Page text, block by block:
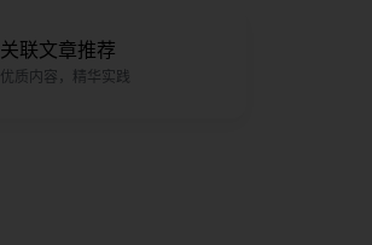
关联文章推荐
优质内容，精华实践